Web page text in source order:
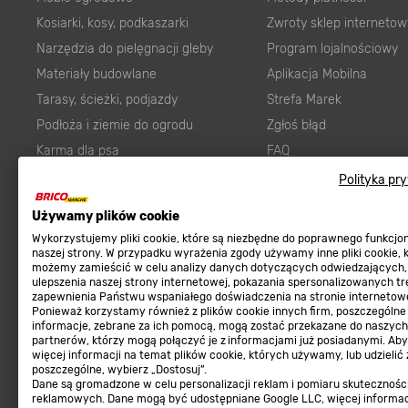
Polityka
Używamy plików cookie
Wykorzystujemy pliki cookie, które są niezbędne do poprawnego
naszej strony. W przypadku wyrażenia zgody używamy inne pliki cookie,
możemy zamieścić w celu analizy danych dotyczących odwiedzających,
ulepszenia naszej strony internetowej, pokazania spersonalizowanych
zapewnienia Państwu wspaniałego doświadczenia na stronie
Ponieważ korzystamy również z plików cookie innych firm, poszczególne
informacje, zebrane za ich pomocą, mogą zostać przekazane do naszych
partnerów, którzy mogą połączyć je z informacjami już posiadanymi.
więcej informacji na temat plików cookie, których używamy, lub udzielić
poszczególne, wybierz „Dostosuj”.
Dane są gromadzone w celu personalizacji reklam i pomiaru
reklamowych. Dane mogą być udostępniane Google LLC, więcej
Kosiarki, kosy, podkaszarki
Narzędzia do pielęgnacji gleby
Materiały budowlane
Tarasy, ścieżki, podjazdy
Podłoża i ziemie do ogrodu
Karma dla psa
Ogród
Elektryka
Panele
Elektronarzędzia
Płytki
Panele podłogowe
Płyty OSB/HDF
Grabie do ogrodu
Zwroty sklep internetowy
Program lojalnościowy
Aplikacja Mobilna
Strefa Marek
Zgłoś błąd
FAQ
Prawny obowiązek
zgodności towaru z
Regulaminy
Regulaminy
Polityka prywatności